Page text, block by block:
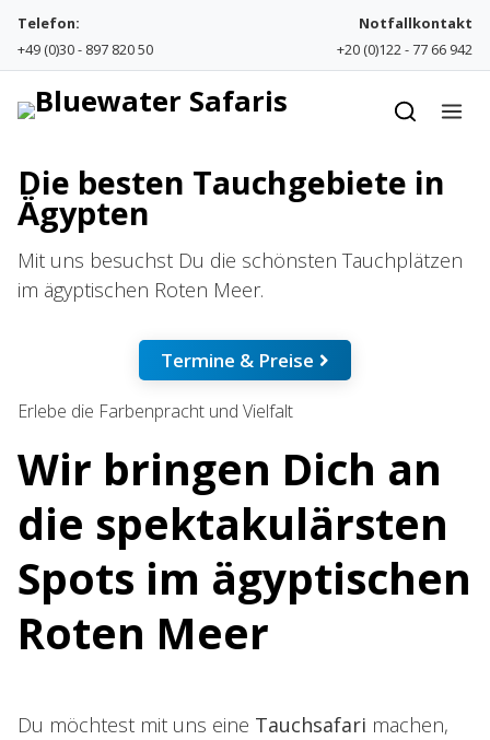
Skip to content
Telefon:
+49 (0)30 - 897 820 50
Notfallkontakt
+20 (0)122 - 77 66 942
Die besten Tauchgebiete in
Ägypten
Mit uns besuchst Du die schönsten Tauchplätzen
im ägyptischen Roten Meer.
Termine & Preise
Erlebe die Farbenpracht und Vielfalt
Wir bringen Dich an
die spektakulärsten
Spots im ägyptischen
Roten Meer
Du möchtest mit uns eine Tauchsafari machen,